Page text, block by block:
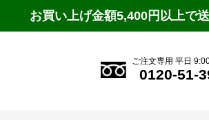
お買い上げ金額5,400円以上で
ご注文専用 平日
0120-51-